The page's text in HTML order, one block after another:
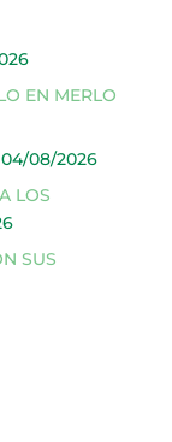
EN MERLO
04/08/2026
LOS
SUS